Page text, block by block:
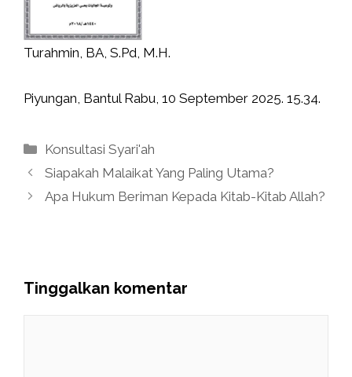
Turahmin, BA, S.Pd, M.H.
Piyungan, Bantul Rabu, 10 September 2025. 15.34.
Kategori
Konsultasi Syari'ah
Siapakah Malaikat Yang Paling Utama?
Apa Hukum Beriman Kepada Kitab-Kitab Allah?
Tinggalkan komentar